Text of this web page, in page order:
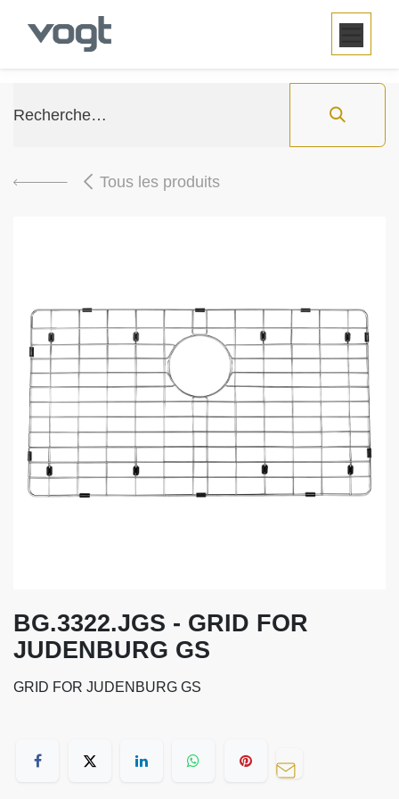
SE RENDRE AU CONTENU
Tous les produits
BG.3322.JGS - GRID FOR
JUDENBURG GS
GRID FOR JUDENBURG GS